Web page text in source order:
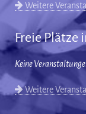
Weitere
Freie Plätze
Keine
Weitere